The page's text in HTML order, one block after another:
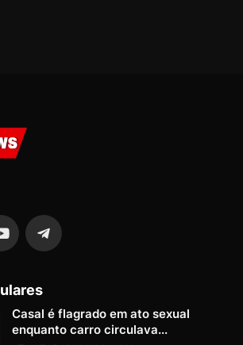
Casal é flagrado em ato sexual
enquanto carro circulava...